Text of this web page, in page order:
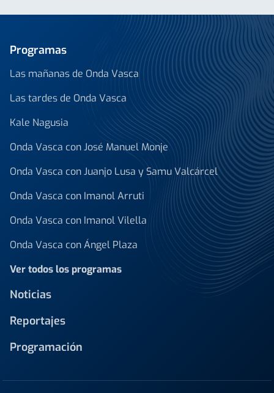
Programas
Las mañanas de Onda Vasca
Las tardes de Onda Vasca
Kale Nagusia
Onda Vasca con José Manuel Monje
Onda Vasca con Juanjo Lusa y Samu Valcárcel
Onda Vasca con Imanol Arruti
Onda Vasca con Imanol Vilella
Onda Vasca con Ángel Plaza
Ver todos los programas
Noticias
Reportajes
Programación